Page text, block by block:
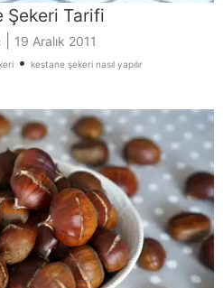
Şekeri Tarifi
19 Aralık 2011
• kestane şekeri nasıl yapılır